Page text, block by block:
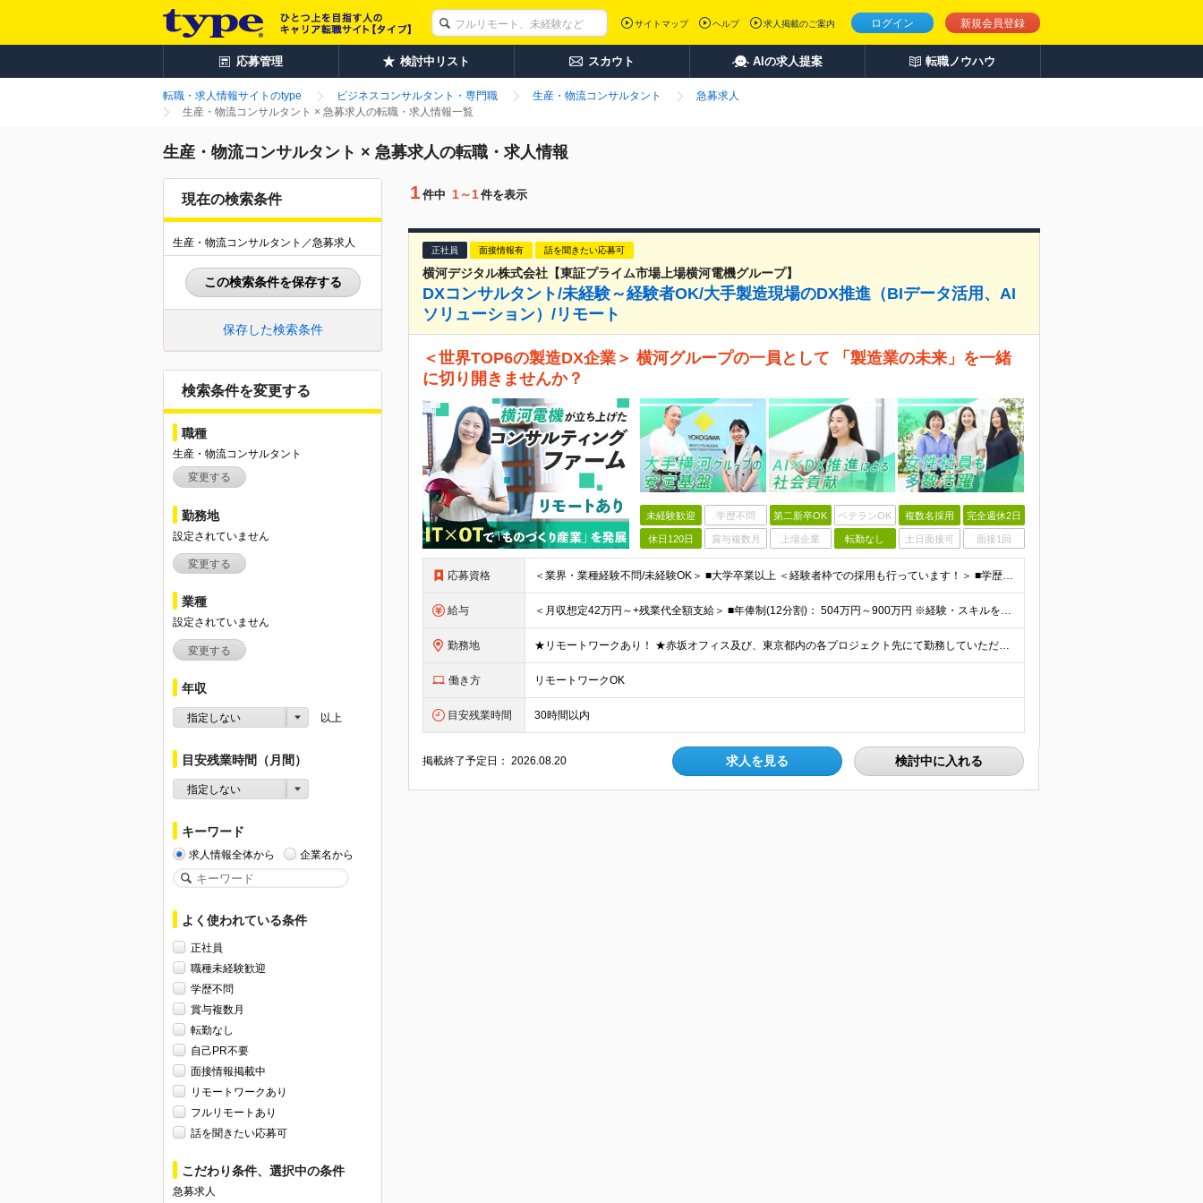
ログイン 新規会員登録
サイトマップ ヘルプ 求人掲載のご案内
応募管理 検討中リスト スカウト AIの求人提案 転職ノウハウ
転職・求人情報サイトのtype ビジネスコンサルタント・専門職 生産・物流コンサルタント
急募求人
生産・物流コンサルタント × 急募求人の転職・求人情報一覧
生産・物流コンサルタント × 急募求人の転職・求人情報
現在の検索条件
生産・物流コンサルタント／急募求人
この検索条件を保存する
保存した検索条件
検索条件を変更する
職種
生産・物流コンサルタント
変更する
勤務地
設定されていません
変更する
業種
設定されていません
変更する
年収
指定しない 以上
目安残業時間（月間）
指定しない
キーワード
求人情報全体から 企業名から
よく使われている条件
正社員
職種未経験歓迎
学歴不問
賞与複数月
転勤なし
自己PR不要
面接情報掲載中
リモートワークあり
フルリモートあり
話を聞きたい応募可
こだわり条件、選択中の条件
急募求人
1 件中 1～1件を表示
正社員 面接情報有 話を聞きたい応募可
横河デジタル株式会社【東証プライム市場上場横河電機グループ】
DXコンサルタント/未経験～経験者OK/大手製造現場のDX推進（BIデータ活用、AI
ソリューション）/リモート
＜世界TOP6の製造DX企業＞ 横河グループの一員として 「製造業の未来」を一緒
に切り開きませんか？
未経験歓迎 学歴不問 第二新卒OK ベテランOK 複数名採用 完全週休2日
休日120日 賞与複数月 上場企業 転勤なし 土日面接可 面接1回
応募資格 ＜業界・業種経験不問/未経験OK＞ ■大学卒業以上 ＜経験者枠での採用も行っています！＞ ■学歴不問 ■コンサルタントとしての経験をお持ちの方 →IT業界や製造業での経験があれば歓迎します ＜求め
給与 ＜月収想定42万円～+残業代全額支給＞ ■年俸制(12分割)： 504万円～900万円 ※経験・スキルを考慮し決定します ※残業代は別途支給します ※試用期間6カ月あり（給与・待遇・雇用形態に差異はあ
勤務地 ★リモートワークあり！ ★赤坂オフィス及び、東京都内の各プロジェクト先にて勤務していただきます ■赤坂オフィス 東京都港区元赤坂1丁目3-13 赤坂センタービルディング15階 ※転居を伴う転勤なし
働き方 リモートワークOK
目安残業時間 30時間以内
掲載終了予定日：2026.08.20 求人を見る 検討中に入れる